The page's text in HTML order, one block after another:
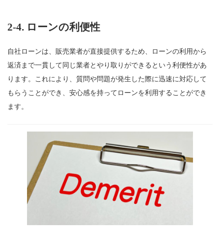
2-4. ローンの利便性
自社ローンは、販売業者が直接提供するため、ローンの利用から
返済まで一貫して同じ業者とやり取りができるという利便性があ
ります。これにより、質問や問題が発生した際に迅速に対応して
もらうことができ、安心感を持ってローンを利用することができ
ます。